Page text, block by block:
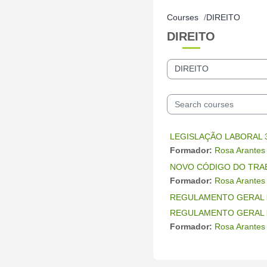
Courses DIREITO
DIREITO
Course categories
Search courses
LEGISLAÇÃO LABORAL
Formador: Rosa Arantes
NOVO CÓDIGO DO
Formador: Rosa Arantes
REGULAMENTO
REGULAMENTO
Formador: Rosa Arantes